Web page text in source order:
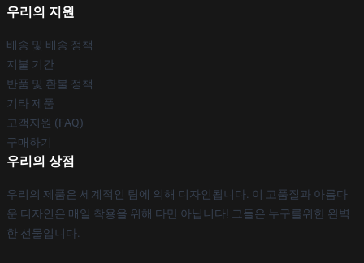
우리의 지원
배송 및 배송 정책
지불 기간
반품 및 환불 정책
기타 제품
고객지원 (FAQ)
구매하기
우리의 상점
우리의 제품은 세계적인 팀에 의해 디자인됩니다. 이 고품질과 아름다
운 디자인은 매일 착용을 위해 다만 아닙니다! 그들은 누구를위한 완벽
한 선물입니다.